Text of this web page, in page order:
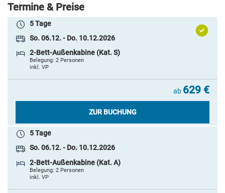
Termine & Preise
5 Tage
So. 06.12. - Do. 10.12.2026
2-Bett-Außenkabine (Kat. S)
Belegung: 2 Personen
inkl. VP
ab 629 €
ZUR BUCHUNG
5 Tage
So. 06.12. - Do. 10.12.2026
2-Bett-Außenkabine (Kat. A)
Belegung: 2 Personen
inkl. VP